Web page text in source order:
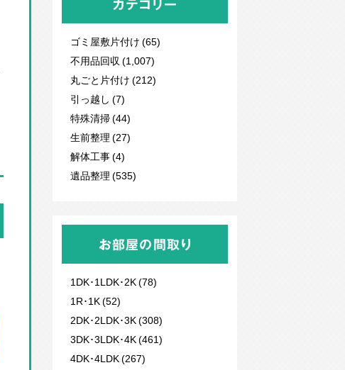
カテゴリー
ゴミ屋敷片付け (65)
不用品回収 (1,007)
丸ごと片付け (212)
引っ越し (7)
特殊清掃 (44)
生前整理 (27)
解体工事 (4)
遺品整理 (535)
お部屋の間取り
1DK･1LDK･2K (78)
1R･1K (52)
2DK･2LDK･3K (308)
3DK･3LDK･4K (461)
4DK･4LDK (267)